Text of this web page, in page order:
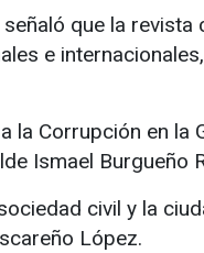
que la revista
e
la Corrupción en la
Ismael Burgueño
civil y la
López.